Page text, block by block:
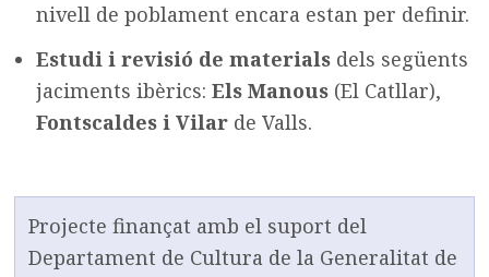
nivell de poblament encara estan per definir.
Estudi i revisió de materials dels següents
jaciments ibèrics:Els Manous (El Catllar),
Fontscaldes i Vilar de Valls.
Projecte finançat amb el suport del
Departament de Cultura de la Generalitat de